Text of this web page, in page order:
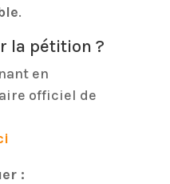
.
la pétition ?
en
officiel de
: